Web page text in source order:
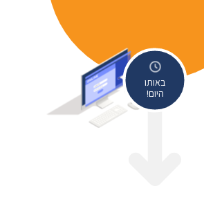
באותו
היום!